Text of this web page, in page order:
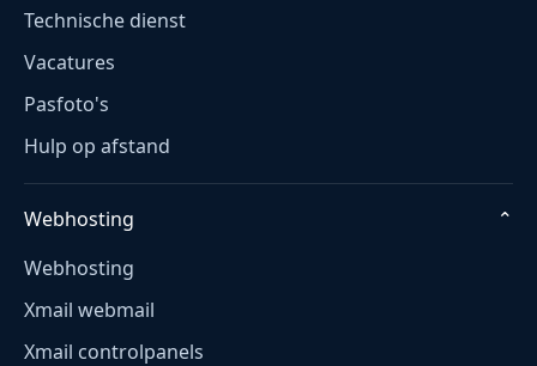
Technische dienst
Vacatures
Pasfoto's
Hulp op afstand
Webhosting
⌄
Webhosting
Xmail webmail
Xmail controlpanels